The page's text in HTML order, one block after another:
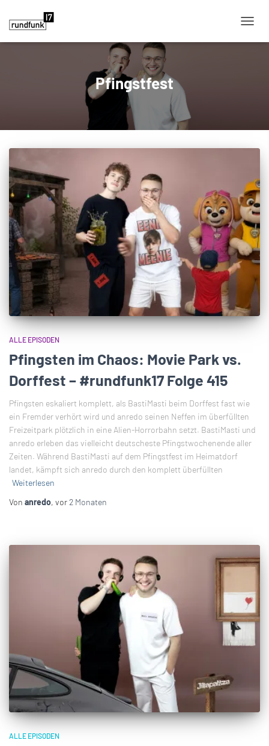
Pfingstfest
ALLE EPISODEN
Pfingsten im Chaos: Movie Park vs.
Dorffest – #rundfunk17 Folge 415
Pfingsten eskaliert komplett, als BastiMasti beim Dorffest fast wie
ein Fremder verhört wird und anredo seinen Neffen im überfüllten
Freizeitpark plötzlich in eine Alien-Horrorbahn setzt. BastiMasti und
anredo erleben das vielleicht deutscheste Pfingstwochenende aller
Zeiten. Während BastiMasti auf dem Pfingstfest im Heimatdorf
landet, kämpft sich anredo durch den komplett überfüllten
Weiterlesen
Von anredo, vor 2 Monaten
ALLE EPISODEN